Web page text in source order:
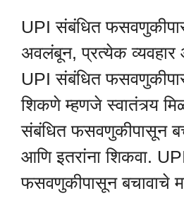
UPI संबंधित
अवलंबून, प्रत्येक व्यवहार
UPI संबंधित
शिकणे म्हणजे स्वातंत्र्य
संबंधित फसवणुकीपासून
आणि इतरांना शिकवा.
फसवणुकीपासून बचावाचे